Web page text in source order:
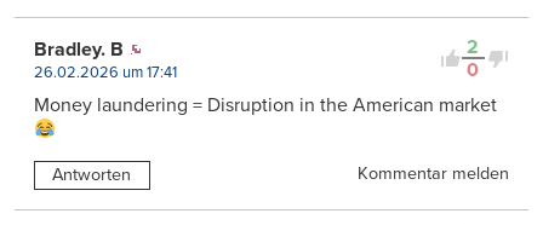
2
0
Bradley. B
26.02.2026 um 17:41
Money laundering = Disruption in the American market
Antworten Kommentar melden